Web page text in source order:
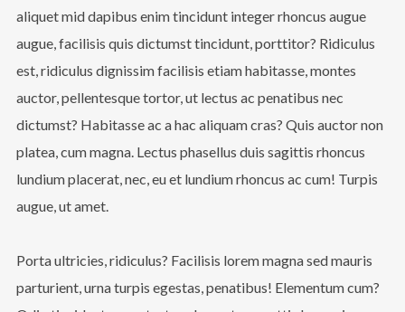
aliquet mid dapibus enim tincidunt integer rhoncus augue
augue, facilisis quis dictumst tincidunt, porttitor? Ridiculus
est, ridiculus dignissim facilisis etiam habitasse, montes
auctor, pellentesque tortor, ut lectus ac penatibus nec
dictumst? Habitasse ac a hac aliquam cras? Quis auctor non
platea, cum magna. Lectus phasellus duis sagittis rhoncus
lundium placerat, nec, eu et lundium rhoncus ac cum! Turpis
augue, ut amet.
Porta ultricies, ridiculus? Facilisis lorem magna sed mauris
parturient, urna turpis egestas, penatibus! Elementum cum?